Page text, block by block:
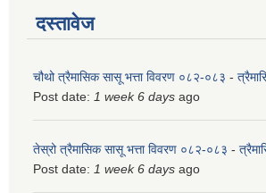
दस्तावेज
चौथो त्रैमासिक सासू भत्ता विवरण ०८२-०८३ -
Post date: 1 week 6 days ago
तेस्रो त्रैमासिक सासू भत्ता विवरण ०८२-०८३ -
Post date: 1 week 6 days ago